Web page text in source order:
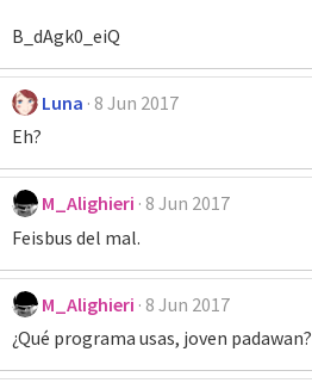
B_dAgk0_eiQ
Luna 8 Jun 2017
Eh?
M_Alighieri 8 Jun 2017
Feisbus del mal.
M_Alighieri 8 Jun 2017
¿Qué programa usas, joven padawan?